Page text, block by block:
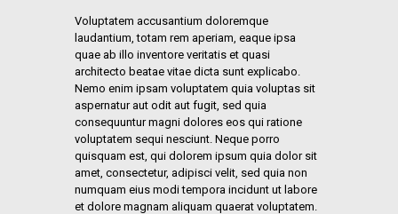
Voluptatem accusantium doloremque
laudantium, totam rem aperiam, eaque ipsa
quae ab illo inventore veritatis et quasi
architecto beatae vitae dicta sunt explicabo.
Nemo enim ipsam voluptatem quia voluptas sit
aspernatur aut odit aut fugit, sed quia
consequuntur magni dolores eos qui ratione
voluptatem sequi nesciunt. Neque porro
quisquam est, qui dolorem ipsum quia dolor sit
amet, consectetur, adipisci velit, sed quia non
numquam eius modi tempora incidunt ut labore
et dolore magnam aliquam quaerat voluptatem.